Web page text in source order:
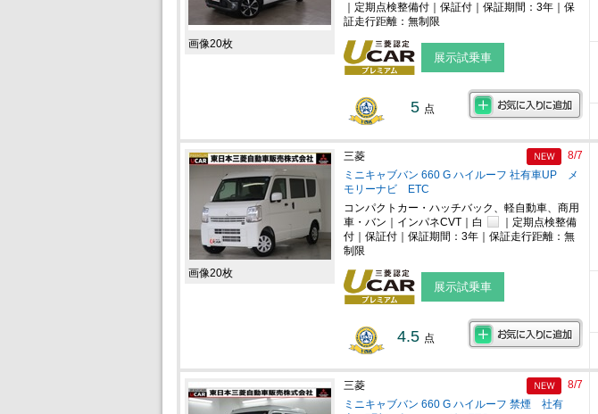
画像20枚
｜定期点検整備付｜保証付｜保証期間：3年｜保
証走行距離：無制限
展示試乗車
5 点
画像20枚
三菱
ミニキャブバン 660 G ハイルーフ 社有車UP メ
モリーナビ ETC
8/7
コンパクトカー・ハッチバック、軽自動車、商用
車・バン｜インパネCVT｜白
｜定期点検整備
付｜保証付｜保証期間：3年｜保証走行距離：無
制限
展示試乗車
4.5 点
三菱
ミニキャブバン 660 G ハイルーフ 禁煙 社有
8/7